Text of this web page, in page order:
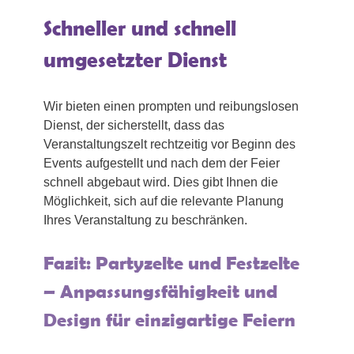
Schneller und schnell
umgesetzter Dienst
Wir bieten einen prompten und reibungslosen
Dienst, der sicherstellt, dass das
Veranstaltungszelt rechtzeitig vor Beginn des
Events aufgestellt und nach dem der Feier
schnell abgebaut wird. Dies gibt Ihnen die
Möglichkeit, sich auf die relevante Planung
Ihres Veranstaltung zu beschränken.
Fazit: Partyzelte und Festzelte
– Anpassungsfähigkeit und
Design für einzigartige Feiern